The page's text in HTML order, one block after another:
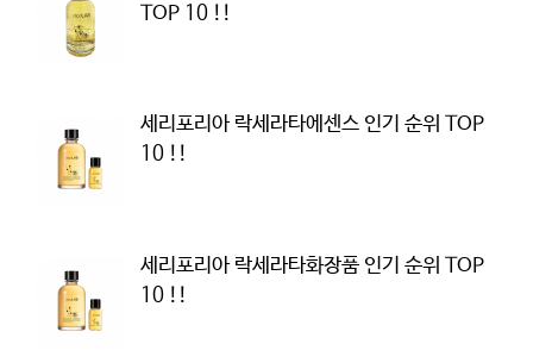
TOP 10 !!
세리포리아 락세라타에센스 인기 순위 TOP
10 !!
세리포리아 락세라타화장품 인기 순위 TOP
10 !!